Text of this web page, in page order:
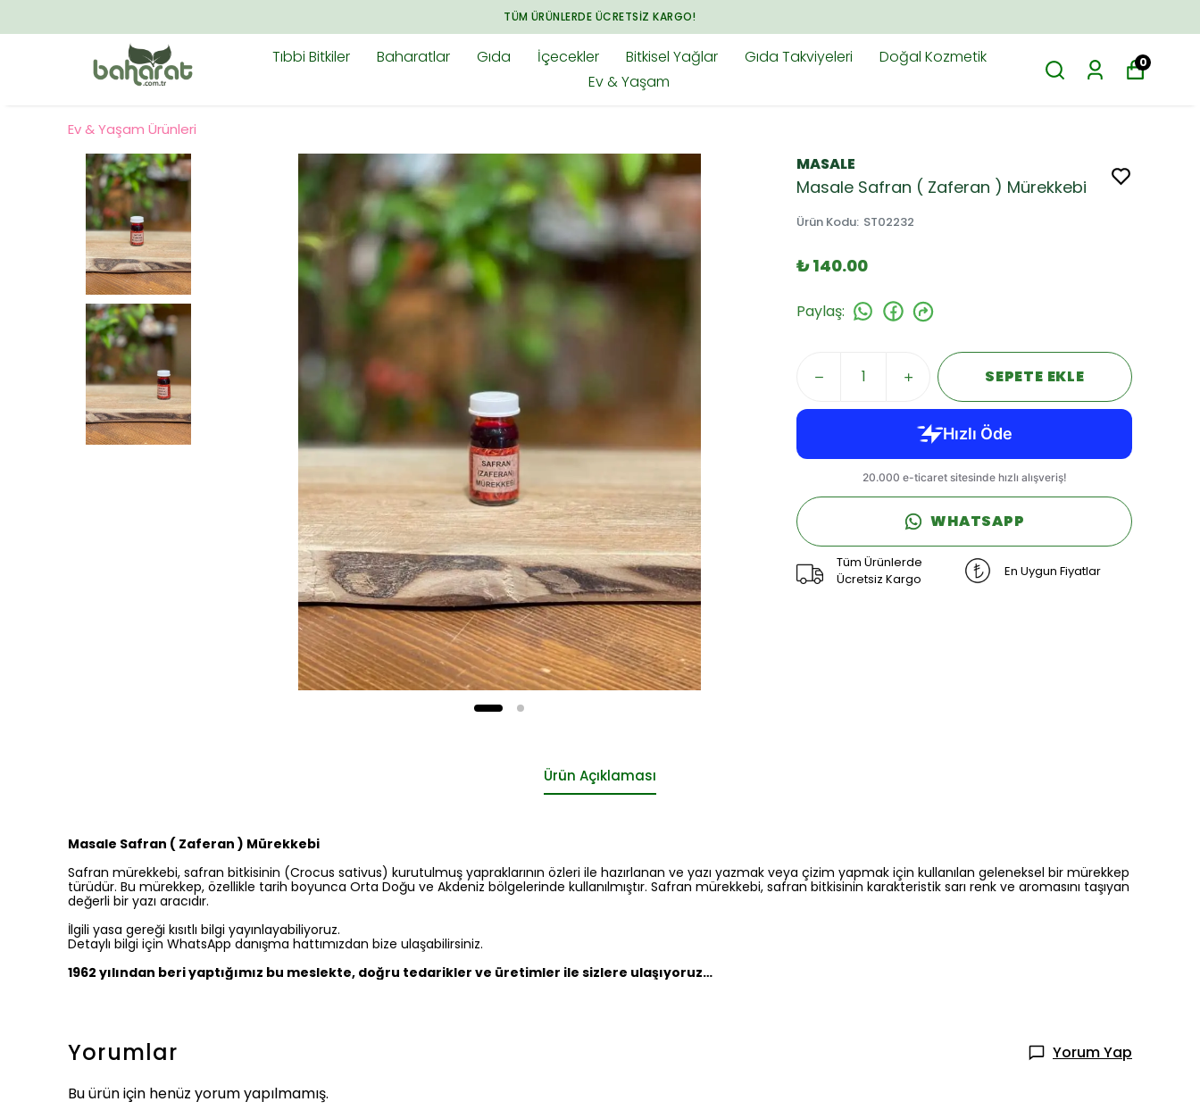
ARADIĞINIZ HER ŞEY BAHARAT.COM.TR'DE
Tıbbi Bitkiler Baharatlar Gıda İçecekler Bitkisel Yağlar Gıda Takviyeleri
Doğal Kozmetik
Ev & Yaşam
0
Ev & Yaşam Ürünleri
MASALE
Masale Safran ( Zaferan ) Mürekkebi
Ürün Kodu: ST02232
₺ 140.00
Paylaş:
SEPETE EKLE
WHATSAPP
Tüm Ürünlerde
Ücretsiz Kargo
En Uygun Fiyatlar
Ürün Açıklaması
Masale Safran ( Zaferan ) Mürekkebi
Safran mürekkebi, safran bitkisinin (Crocus sativus) kurutulmuş yapraklarının özleri ile hazırlanan ve yazı yazmak veya çizim yapmak için kullanılan geleneksel bir mürekkep
türüdür. Bu mürekkep, özellikle tarih boyunca Orta Doğu ve Akdeniz bölgelerinde kullanılmıştır. Safran mürekkebi, safran bitkisinin karakteristik sarı renk ve aromasını taşıyan
değerli bir yazı aracıdır.
İlgili yasa gereği kısıtlı bilgi yayınlayabiliyoruz.
Detaylı bilgi için WhatsApp danışma hattımızdan bize ulaşabilirsiniz.
1962 yılından beri yaptığımız bu meslekte, doğru tedarikler ve üretimler ile sizlere ulaşıyoruz…
Yorumlar
Yorum Yap
Bu ürün için henüz yorum yapılmamış.